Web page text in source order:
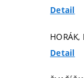
Detail
HORÁK,
Detail